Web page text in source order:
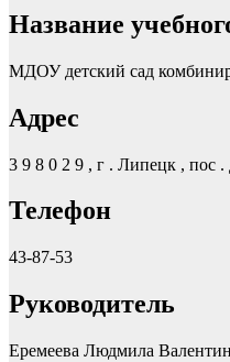
Название
МДОУ детский сад
Адрес
3 9 8 0 2 9 , г . Липецк , пос
Телефон
43-87-53
Руководитель
Еремеева Людмила